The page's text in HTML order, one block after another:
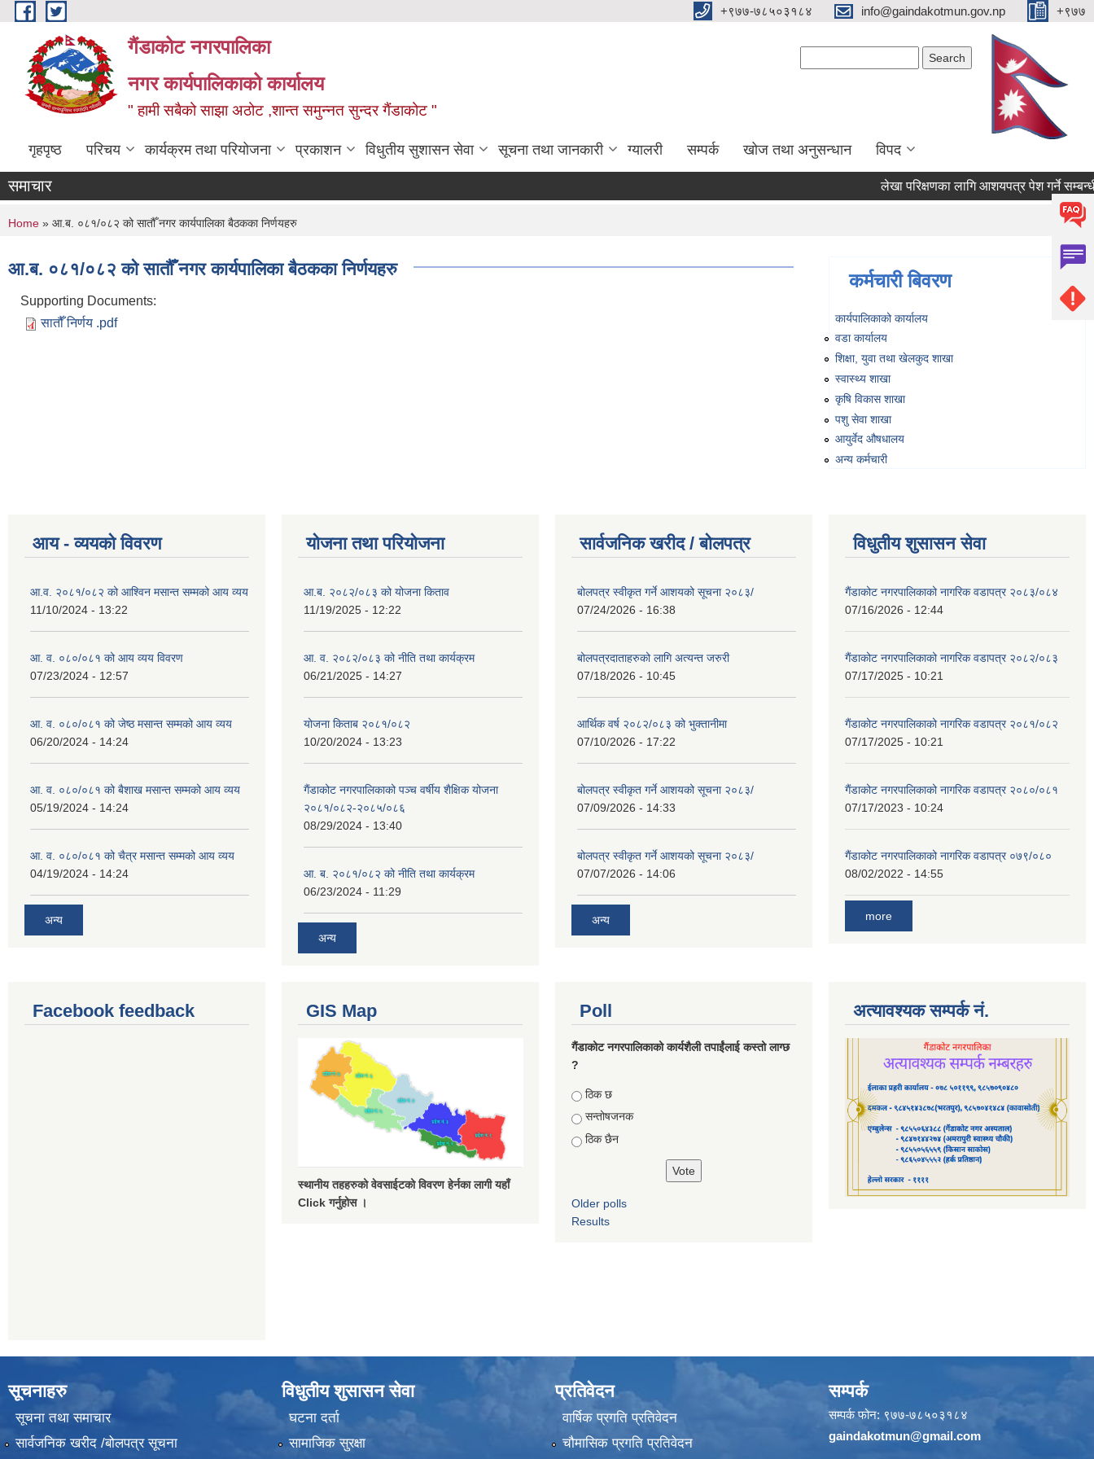
Skip to main content +९७७-७८५०३१८४ info@gaindakotmun.gov.np +९७७
गैंडाकोट नगरपालिका
नगर कार्यपालिकाको कार्यालय
" हामी सबैको साझा अठोट ,शान्त समुन्नत सुन्दर गैंडाकोट "
गृहपृष्ठ परिचय कार्यक्रम तथा परियोजना प्रकाशन विधुतीय सुशासन सेवा सूचना तथा जानकारी ग्यालरी सम्पर्क खोज तथा अनुसन्धान विपद
समाचार लेखा परिक्षणका लागि आशयपत्र पेश गर्ने सम्बन्धी
You are here
Home » आ.ब. ०८१/०८२ को सातौँ नगर कार्यपालिका बैठकका निर्णयहरु
आ.ब. ०८१/०८२ को सातौँ नगर कार्यपालिका बैठकका निर्णयहरु
Supporting Documents:
सातौँ निर्णय .pdf
कर्मचारी बिवरण
कार्यपालिकाको कार्यालय
वडा कार्यालय
शिक्षा, युवा तथा खेलकुद शाखा
स्वास्थ्य शाखा
कृषि विकास शाखा
पशु सेवा शाखा
आयुर्वेद औषधालय
अन्य कर्मचारी
आय - व्ययको विवरण
आ.व. २०८१/०८२ को आश्विन मसान्त सम्मको आय व्यय
11/10/2024 - 13:22
आ. व. ०८०/०८१ को आय व्यय विवरण
07/23/2024 - 12:57
आ. व. ०८०/०८१ को जेष्ठ मसान्त सम्मको आय व्यय
06/20/2024 - 14:24
आ. व. ०८०/०८१ को बैशाख मसान्त सम्मको आय व्यय
05/19/2024 - 14:24
आ. व. ०८०/०८१ को चैत्र मसान्त सम्मको आय व्यय
04/19/2024 - 14:24
अन्य
योजना तथा परियोजना
आ.ब. २०८२/०८३ को योजना किताव
11/19/2025 - 12:22
आ. व. २०८२/०८३ को नीति तथा कार्यक्रम
06/21/2025 - 14:27
योजना किताब २०८१/०८२
10/20/2024 - 13:23
गैंडाकोट नगरपालिकाको पञ्च वर्षीय शैक्षिक योजना
२०८१/०८२-२०८५/०८६
08/29/2024 - 13:40
आ. ब. २०८१/०८२ को नीति तथा कार्यक्रम
06/23/2024 - 11:29
अन्य
सार्वजनिक खरीद / बोलपत्र
बोलपत्र स्वीकृत गर्ने आशयको सूचना २०८३/
07/24/2026 - 16:38
बोलपत्रदाताहरुको लागि अत्यन्त जरुरी
07/18/2026 - 10:45
आर्थिक वर्ष २०८२/०८३ को भुक्तानीमा
07/10/2026 - 17:22
बोलपत्र स्वीकृत गर्ने आशयको सूचना २०८३/
07/09/2026 - 14:33
बोलपत्र स्वीकृत गर्ने आशयको सूचना २०८३/
07/07/2026 - 14:06
अन्य
विधुतीय शुसासन सेवा
गैंडाकोट नगरपालिकाको नागरिक वडापत्र २०८३/०८४
07/16/2026 - 12:44
गैंडाकोट नगरपालिकाको नागरिक वडापत्र २०८२/०८३
07/17/2025 - 10:21
गैंडाकोट नगरपालिकाको नागरिक वडापत्र २०८१/०८२
07/17/2025 - 10:21
गैंडाकोट नगरपालिकाको नागरिक वडापत्र २०८०/०८१
07/17/2023 - 10:24
गैंडाकोट नगरपालिकाको नागरिक वडापत्र ०७९/०८०
08/02/2022 - 14:55
more
Facebook feedback GIS Map
स्थानीय तहहरुको वेवसाईटको विवरण हेर्नका लागी यहाँ
Click गर्नुहोस ।
Poll
गैंडाकोट नगरपालिकाको कार्यशैली तपाईंलाई कस्तो लाग्छ
?
Choices
ठिक छ
सन्तोषजनक
ठिक छैन
Older polls
Results
अत्यावश्यक सम्पर्क नं.
सूचनाहरु
सूचना तथा समाचार
सार्वजनिक खरीद /बोलपत्र सूचना
विधुतीय शुसासन सेवा
घटना दर्ता
सामाजिक सुरक्षा
प्रतिवेदन
वार्षिक प्रगति प्रतिवेदन
चौमासिक प्रगति प्रतिवेदन
सम्पर्क
सम्पर्क फोन: ९७७-७८५०३१८४
gaindakotmun@gmail.com